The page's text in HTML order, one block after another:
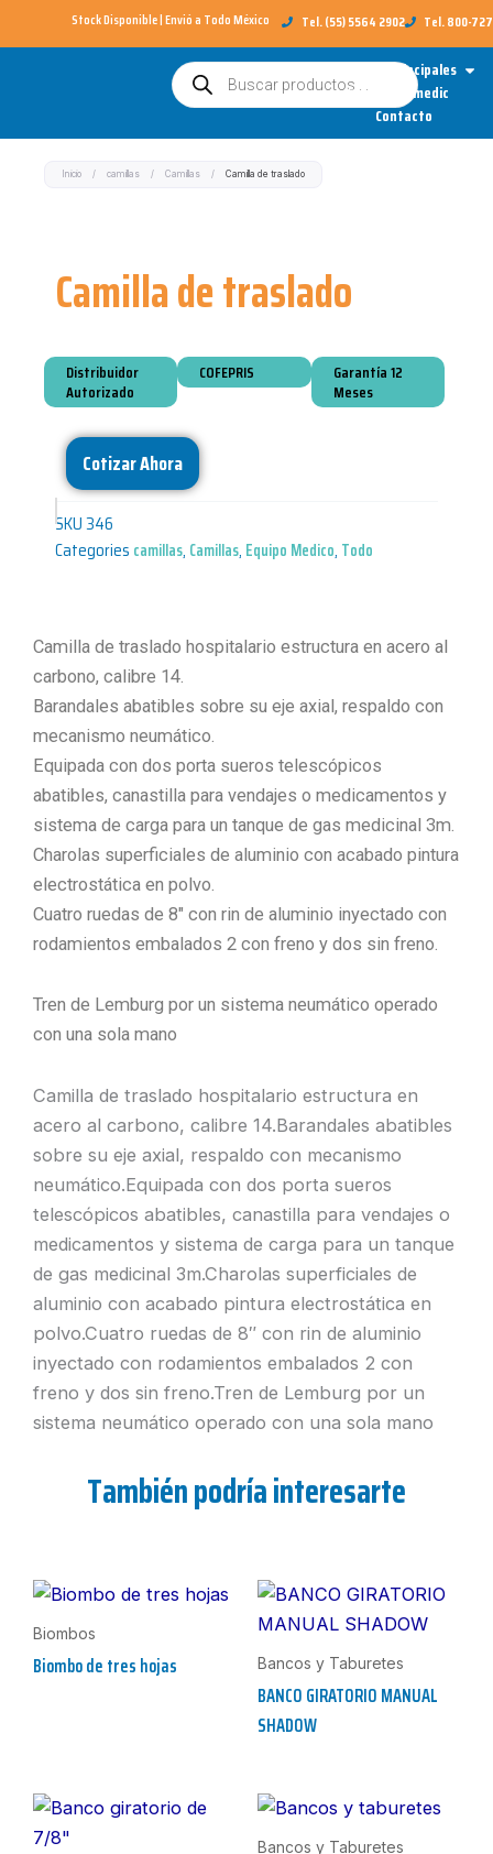
al
Stock Disponible | Envió a Todo México​ Tel. (55) 5564 2902 Tel. 800-
Búsqueda
de
productos
Categorías Principales
Sobre Redimedic
Contacto
Inicio / camillas / Camillas / Camilla de traslado
Camilla de traslado
Distribuidor
Autorizado
COFEPRIS
Garantía 12
Meses
Cotizar Ahora
SKU346
Categories camillas, Camillas, Equipo Medico, Todo
Camilla de traslado hospitalario estructura en acero al
carbono, calibre 14.
Barandales abatibles sobre su eje axial, respaldo con
mecanismo neumático.
Equipada con dos porta sueros telescópicos
abatibles, canastilla para vendajes o medicamentos y
sistema de carga para un tanque de gas medicinal 3m.
Charolas superficiales de aluminio con acabado pintura
electrostática en polvo.
Cuatro ruedas de 8″ con rin de aluminio inyectado con
rodamientos embalados 2 con freno y dos sin freno.
Tren de Lemburg por un sistema neumático operado
con una sola mano
Camilla de traslado hospitalario estructura en
acero al carbono, calibre 14.Barandales abatibles
sobre su eje axial, respaldo con mecanismo
neumático.Equipada con dos porta sueros
telescópicos abatibles, canastilla para vendajes o
medicamentos y sistema de carga para un tanque
de gas medicinal 3m.Charolas superficiales de
aluminio con acabado pintura electrostática en
polvo.Cuatro ruedas de 8″ con rin de aluminio
inyectado con rodamientos embalados 2 con
freno y dos sin freno.Tren de Lemburg por un
sistema neumático operado con una sola mano
También podría interesarte
Biombos
Biombo de tres hojas Bancos y Taburetes
BANCO GIRATORIO MANUAL
SHADOW
Bancos y Taburetes